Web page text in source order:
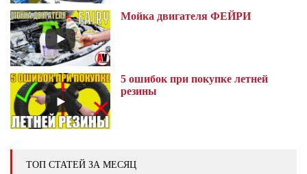
Мойка двигателя ФЕЙРИ
5 ошибок при покупке летней
резины
ТОП СТАТЕЙ ЗА МЕСЯЦ